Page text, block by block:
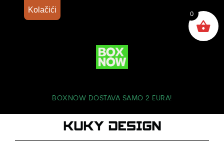
BOXNOW DOSTAVA SAMO 2 EURA!
0
Kolačići